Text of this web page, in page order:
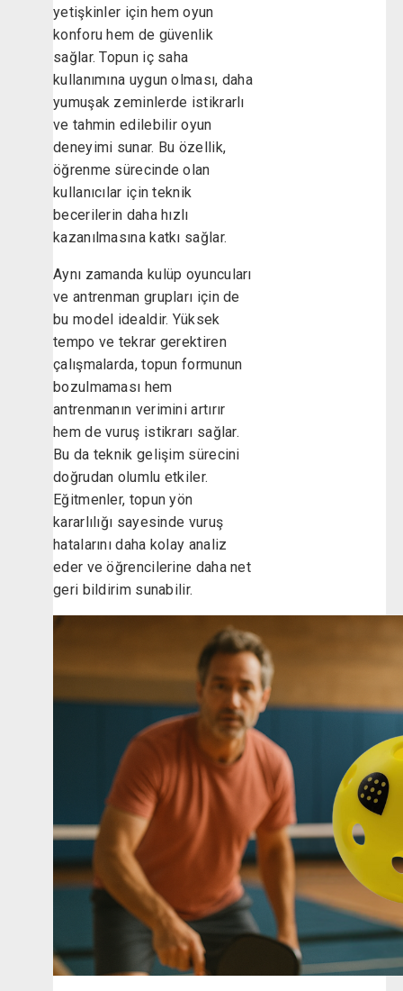
yetişkinler için hem oyun
konforu hem de güvenlik
sağlar. Topun iç saha
kullanımına uygun olması, daha
yumuşak zeminlerde istikrarlı
ve tahmin edilebilir oyun
deneyimi sunar. Bu özellik,
öğrenme sürecinde olan
kullanıcılar için teknik
becerilerin daha hızlı
kazanılmasına katkı sağlar.
Aynı zamanda kulüp oyuncuları
ve antrenman grupları için de
bu model idealdir. Yüksek
tempo ve tekrar gerektiren
çalışmalarda, topun formunun
bozulmaması hem
antrenmanın verimini artırır
hem de vuruş istikrarı sağlar.
Bu da teknik gelişim sürecini
doğrudan olumlu etkiler.
Eğitmenler, topun yön
kararlılığı sayesinde vuruş
hatalarını daha kolay analiz
eder ve öğrencilerine daha net
geri bildirim sunabilir.